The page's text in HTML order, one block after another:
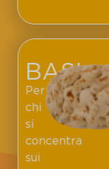
BASI
Per
chi
si
concentra
sui